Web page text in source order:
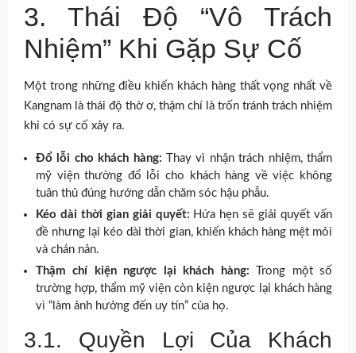
3. Thái Độ “Vô Trách
Nhiệm” Khi Gặp Sự Cố
Một trong những điều khiến khách hàng thất vọng nhất về
Kangnam là thái độ thờ ơ, thậm chí là trốn tránh trách nhiệm
khi có sự cố xảy ra.
Đổ lỗi cho khách hàng: Thay vì nhận trách nhiệm, thẩm
mỹ viện thường đổ lỗi cho khách hàng về việc không
tuân thủ đúng hướng dẫn chăm sóc hậu phẫu.
Kéo dài thời gian giải quyết: Hứa hẹn sẽ giải quyết vấn
đề nhưng lại kéo dài thời gian, khiến khách hàng mệt mỏi
và chán nản.
Thậm chí kiện ngược lại khách hàng: Trong một số
trường hợp, thẩm mỹ viện còn kiện ngược lại khách hàng
vì “làm ảnh hưởng đến uy tín” của họ.
3.1. Quyền Lợi Của Khách